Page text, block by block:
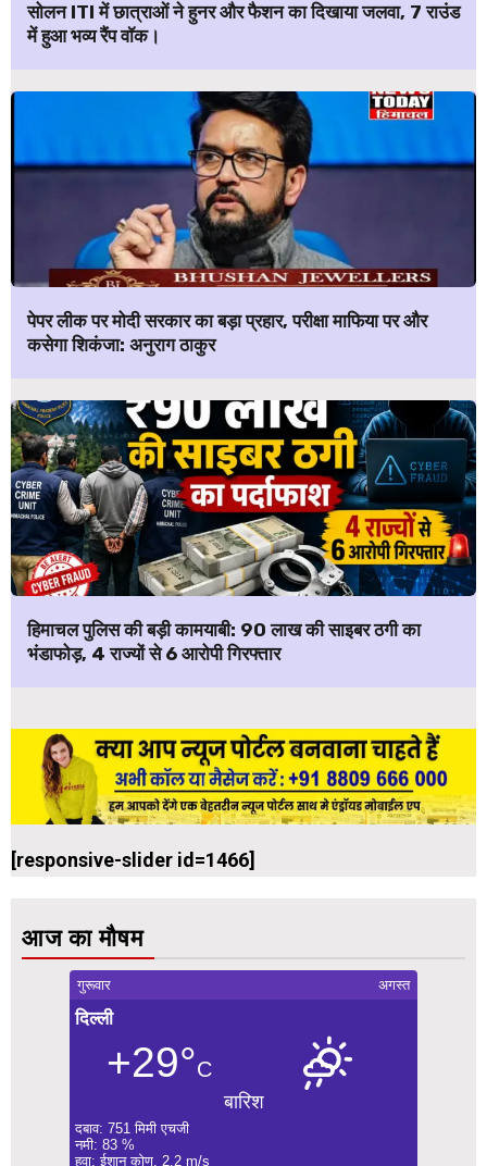
सोलन ITI में छात्राओं ने हुनर और फैशन का दिखाया जलवा, 7 राउंड
में हुआ भव्य रैंप वॉक।
पेपर लीक पर मोदी सरकार का बड़ा प्रहार, परीक्षा माफिया पर और
कसेगा शिकंजा: अनुराग ठाकुर
हिमाचल पुलिस की बड़ी कामयाबी: ₹90 लाख की साइबर ठगी का
भंडाफोड़, 4 राज्यों से 6 आरोपी गिरफ्तार
[responsive-slider id=1466]
आज का मौषम
गुरूवार अगस्त
दिल्ली
+29°C
बारिश
दबाव: 751 मिमी एचजी
नमी: 83 %
हवा: ईशान कोण, 2.2 m/s